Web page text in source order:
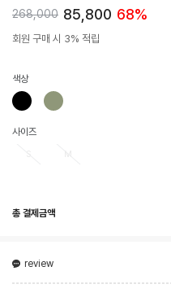
268,000 85,800 68%
회원 구매 시 3% 적립
색상
사이즈
총 결제금액
review